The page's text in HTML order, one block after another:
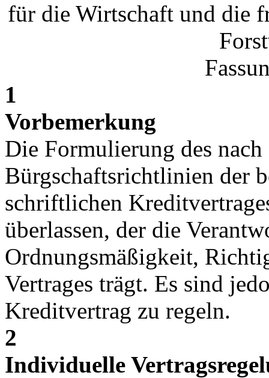
für die Wirtschaft und die
1
Vorbemerkung
Die Formulierung des
Bürgschaftsrichtlinien der
schriftlichen
überlassen, der die
Ordnungsmäßigkeit,
Vertrages trägt. Es sind
Kreditvertrag zu regeln.
2
Individuelle